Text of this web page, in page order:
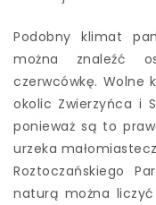
Podobny klimat
można znaleźć
czerwcówkę. Wolne
okolic Zwierzyńca i
ponieważ są to
urzeka
Roztoczańskiego
naturą można